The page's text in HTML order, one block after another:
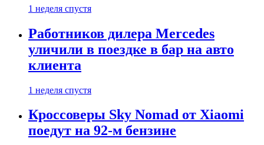
1 неделя спустя
Работников дилера Mercedes
уличили в поездке в бар на авто
клиента
1 неделя спустя
Кроссоверы Sky Nomad от Xiaomi
поедут на 92-м бензине